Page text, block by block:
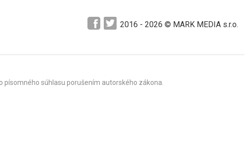
2016 - 2026 © MARK MEDIA s.r.o.
písomného súhlasu porušením autorského zákona.